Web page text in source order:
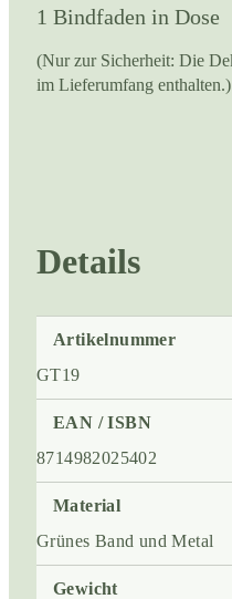
1 Bindfaden in Dose
(Nur zur Sicherheit: Die
im Lieferumfang enthalten.)
Details
Artikelnummer
GT19
EAN / ISBN
8714982025402
Material
Grünes Band und Metal
Gewicht